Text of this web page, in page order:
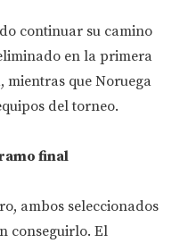
continuar su camino
en la primera
que Noruega
del torneo.
final
ambos seleccionados
conseguirlo. El